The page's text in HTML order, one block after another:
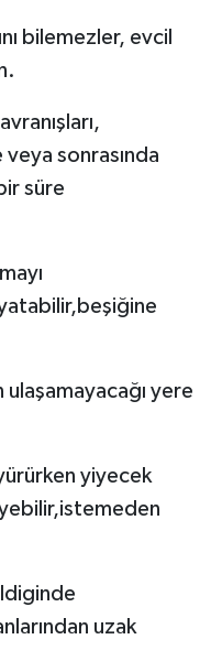
bilemezler, evcil
veya sonrasında
süre
yere
yiyecek
uzak